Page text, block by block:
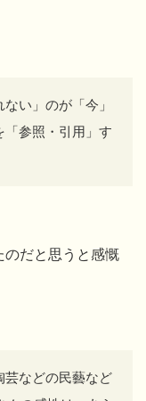
い」のが「今」
参照・引用」す
のだと思うと感慨
芸などの民藝など